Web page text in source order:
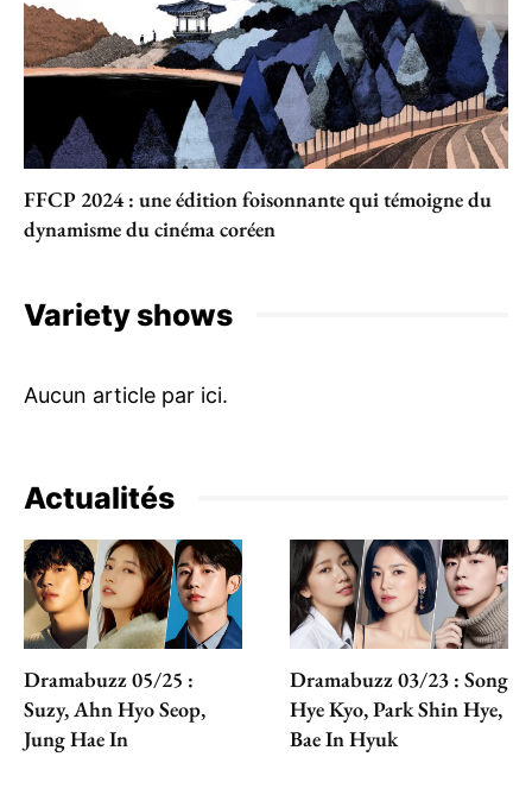
FFCP 2024 : une édition foisonnante qui témoigne du
dynamisme du cinéma coréen
Variety shows
Actualités
Dramabuzz 05/25 :
Suzy, Ahn Hyo Seop,
Jung Hae In
Dramabuzz 03/23 : Song
Hye Kyo, Park Shin Hye,
Bae In Hyuk